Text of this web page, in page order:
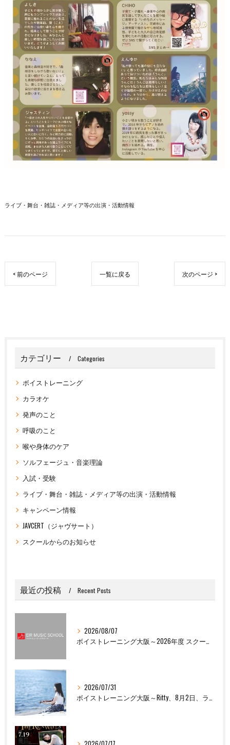
ライブ・舞台・雑誌・メディア等の出演・活動情報
< 前のページ 一覧に戻る 次のページ >
カテゴリー Categories
ボイストレーニング
カラオケ
発声のこと
呼吸のこと
喉や身体のケア
ソルフェージュ・音楽理論
入試・受験
ライブ・舞台・雑誌・メディア等の出演・活動情報
キャンペーン情報
JAVCERT（ジャヴサート）
スクールからのお知らせ
最近の投稿 Recent Posts
2026/08/07
2026/07/31